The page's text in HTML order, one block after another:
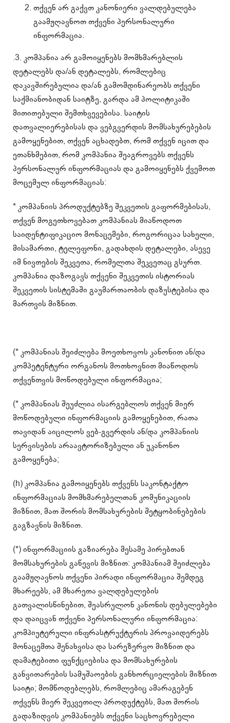
თქვენ არ გაქვთ კანონიერი ვალდებულება
გაამჟღავნოთ თქვენი პერსონალური
ინფორმაცია.
.3. კომპანია არ გამოიყენებს მომხმარებლის
დეტალებს და/ან დეტალებს, რომლებიც
დაკავშირებულია და/ან გამომდინარეობს თქვენი
საქმიანობიდან საიტზე, გარდა ამ პოლიტიკაში
მითითებული შემთხვევებისა. საიტის
დათვალიერებისას და ვებგვერდის მომსახურებების
გამოყენებით, თქვენ აცხადებთ, რომ თქვენ იცით და
ეთანხმებით, რომ კომპანია შეაგროვებს თქვენს
პერსონალურ ინფორმაციას და გამოიყენებს ქვემოთ
მოცემულ ინფორმაციას:
* კომპანიის პროდუქტებზე შეკვეთის გაფორმებისას,
თქვენ მოგეთხოვებათ კომპანიას მიაწოდოთ
საიდენტიფიკაციო მონაცემები, როგორიცაა სახელი,
მისამართი, ტელეფონი, გადახდის დეტალები, ასევე
იმ ნივთების შეკვეთა, რომელთა შეკვეთაც გსურთ.
კომპანია დაზოგავს თქვენი შეკვეთის ისტორიას
შეკვეთის სისტემაში გაუმართაობის დაზუსტებისა და
მართვის მიზნით.
(* კომპანიას შეიძლება მოეთხოვოს კანონით ან/და
კომპეტენტური ორგანოს მოთხოვნით მიაწოდოს
თქვენთვის მოწოდებული ინფორმაცია;
(* კომპანიას შეუძლია ისარგებლოს თქვენ მიერ
მოწოდებული ინფორმაციის გამოყენებით, რათა
თავიდან აიცილოს ვებ-გვერდის ან/და კომპანიის
სერვისების არაავტორიზებული ან უკანონო
გამოყენება;
(h) კომპანია გამოიყენებს თქვენს საკონტაქტო
ინფორმაციას მომხმარებელთან კომუნიკაციის
მიზნით, მათ შორის მომსახურების შეტყობინებების
გაგზავნის მიზნით.
(*) ინფორმაციის გაზიარება მესამე პირებთან
მომსახურების გაწევის მიზნით: კომპანიამ შეიძლება
გაამჟღავნოს თქვენი პირადი ინფორმაცია შემდეგ
მხარეებს, ამ მხარეთა ვალდებულების
გათვალისწინებით, შეასრულონ კანონის დებულებები
და დაიცვან თქვენი პერსონალური ინფორმაცია:
კომპიუტერული ინფრასტრუქტურის პროვაიდერებს
მონაცემთა შენახვისა და სარეზერვო მიზნით და
დამატებითი ფუნქციებისა და მომსახურების
განვითარების სამუშაოების განხორციელების მიზნით
საიტი; მომწოდებლებს, რომლებიც ამარაგებენ
თქვენს მიერ შეკვეთილ პროდუქტებს, მათ შორის
გადაზიდვის კომპანიებს თქვენი საცხოვრებელი